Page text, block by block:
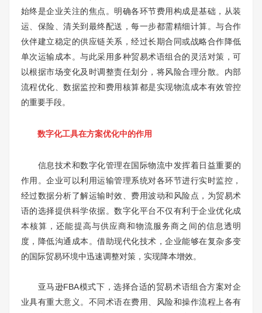
始终是企业关注的焦点。明确各环节费用构成是基础，从装
运、保险、清关到最终配送，每一步都需精细计算。与合作
伙伴建立稳定的供应链关系，经过长期合同或战略合作降低
单次运输成本。与此采用多种贸易术语组合的灵活对策，可
以根据市场变化及时调整责任划分，将风险合理分散。内部
流程优化、数据监控和费用核算都是实现物流成本有效管控
的重要手段。
数字化工具在方案优化中的作用
信息技术和数字化管理在国际物流中发挥着日益重要的
作用。企业可以利用运输管理系统对各环节进行实时监控，
经过数据分析了解运输时效、费用波动和风险点，为贸易术
语的选择提供科学依据。数字化平台不仅有利于企业优化成
本核算，还能提高与供应商和物流服务商之间的信息透明
度，降低沟通成本。借助现代化技术，企业能够在复杂多变
的国际贸易环境中迅速调整对策，实现降本增效。
亚马逊FBA模式下，选择合适的贸易术语组合方案对企
业具有重大意义。不同术语在费用、风险和操作流程上各有